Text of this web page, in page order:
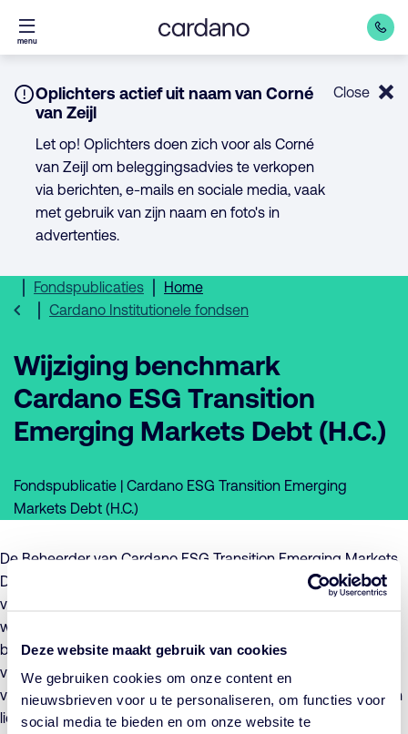
Deze website maakt gebruik van cookies
We gebruiken cookies om onze content en
nieuwsbrieven voor u te personaliseren, om functies voor
social media te bieden en om onze website te
Direct
naar
menu
Notice:
Oplichters actief uit naam van Corné
van Zeijl
Let op! Oplichters doen zich voor als Corné
van Zeijl om beleggingsadvies te verkopen
via berichten, e-mails en sociale media, vaak
met gebruik van zijn naam en foto's in
advertenties.
Close
Home
Fondspublicaties
Cardano Institutionele fondsen
Wijziging benchmark
Cardano ESG Transition
Emerging Markets Debt (H.C.)
Fondspublicatie | Cardano ESG Transition Emerging
Markets Debt (H.C.)
De Beheerder van Cardano ESG Transition Emerging Markets
Debt (H.C.), maakt hierbij het voornemen bekend de
voorwaarden per 1 september 2025 te zullen wijzigen. De
wijziging betreft een verandering van het beleggingsbeleid,
bestaande uit een wijziging van de benchmark, een wijziging
van de rente- en kredietrisicorestricties, alsmede het wijzigen
van de beleggingsrestricties voor de maximaal aan te houden
liquiditeitspositie en/of debetstand door het fonds.